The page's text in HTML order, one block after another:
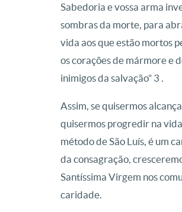
Sabedoria e vossa arma
sombras da morte, para
vida aos que estão mortos
os corações de mármore e
inimigos da salvação” 3 .
Assim, se quisermos
quisermos progredir na
método de São Luís, é um
da consagração,
Santíssima Virgem nos
caridade.